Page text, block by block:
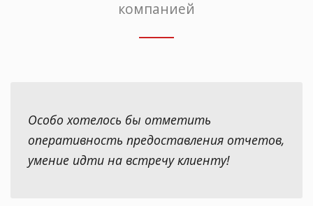
компанией
Особо хотелось бы отметить
оперативность предоставления отчетов,
умение идти на встречу клиенту!